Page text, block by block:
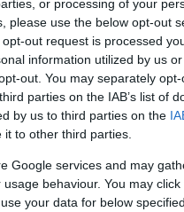
or processing of your
please use the below opt-out
out request is processed
information utilized by us
out. You may separately
parties on the IAB’s list of
by us to third parties on the
to other third parties.
Google services and may
behaviour. You may
your data for below
Kulturális
Szolgáltató Kft.
szerződést.
A beruházás